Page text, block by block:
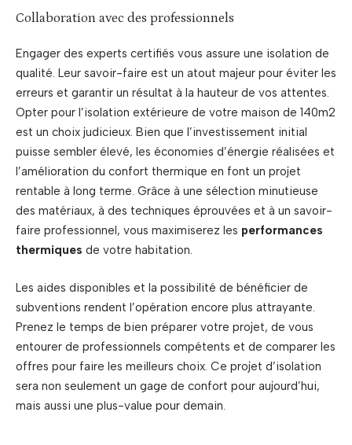
Collaboration avec des professionnels
Engager des experts certifiés vous assure une isolation de
qualité. Leur savoir-faire est un atout majeur pour éviter les
erreurs et garantir un résultat à la hauteur de vos attentes.
Opter pour l’isolation extérieure de votre maison de 140m2
est un choix judicieux. Bien que l’investissement initial
puisse sembler élevé, les économies d’énergie réalisées et
l’amélioration du confort thermique en font un projet
rentable à long terme. Grâce à une sélection minutieuse
des matériaux, à des techniques éprouvées et à un savoir-
faire professionnel, vous maximiserez les performances
thermiques de votre habitation.
Les aides disponibles et la possibilité de bénéficier de
subventions rendent l’opération encore plus attrayante.
Prenez le temps de bien préparer votre projet, de vous
entourer de professionnels compétents et de comparer les
offres pour faire les meilleurs choix. Ce projet d’isolation
sera non seulement un gage de confort pour aujourd’hui,
mais aussi une plus-value pour demain.